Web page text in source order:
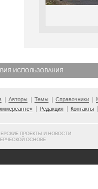
ИСПОЛЬЗОВАНИЯ
Авторы Темы Справочники
Редакция Контакты
ПРОЕКТЫ И НОВОСТИ
ОСНОВЕ